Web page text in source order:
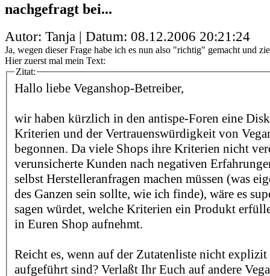
nachgefragt bei...
Autor: Tanja | Datum: 08.12.2006 20:21:24
Ja, wegen dieser Frage habe ich es nun also "richtig" gemacht und
Hier zuerst mal mein Text:
Zitat:
Hallo liebe Veganshop-Betreiber,
wir haben kürzlich in den antispe-Foren eine
Kriterien und der Vertrauenswürdigkeit von
begonnen. Da viele Shops ihre Kriterien nicht
verunsicherte Kunden nach negativen
selbst Herstelleranfragen machen müssen (was
des Ganzen sein sollte, wie ich finde), wäre es
sagen würdet, welche Kriterien ein Produkt
in Euren Shop aufnehmt.
Reicht es, wenn auf der Zutatenliste nicht
aufgeführt sind? Verlaßt Ihr Euch auf andere